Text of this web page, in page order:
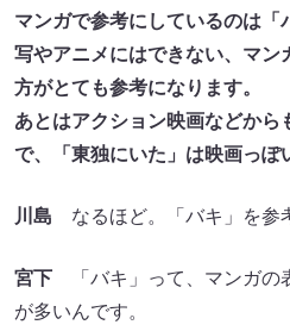
マンガで参考にしているのは「
写やアニメにはできない、マン
方がとても参考になります。
あとはアクション映画などから
で、「東独にいた」は映画っぽ
川島 なるほど。「バキ」を参
宮下 「バキ」って、マンガの
が多いんです。